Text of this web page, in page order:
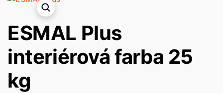
ESMAL Plus
interiérová farba 25
kg